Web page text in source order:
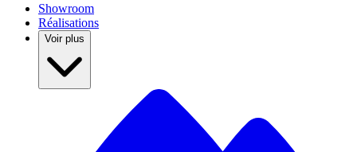
Showroom
Réalisations
Voir plus